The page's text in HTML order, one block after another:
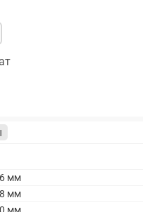
мм
мм